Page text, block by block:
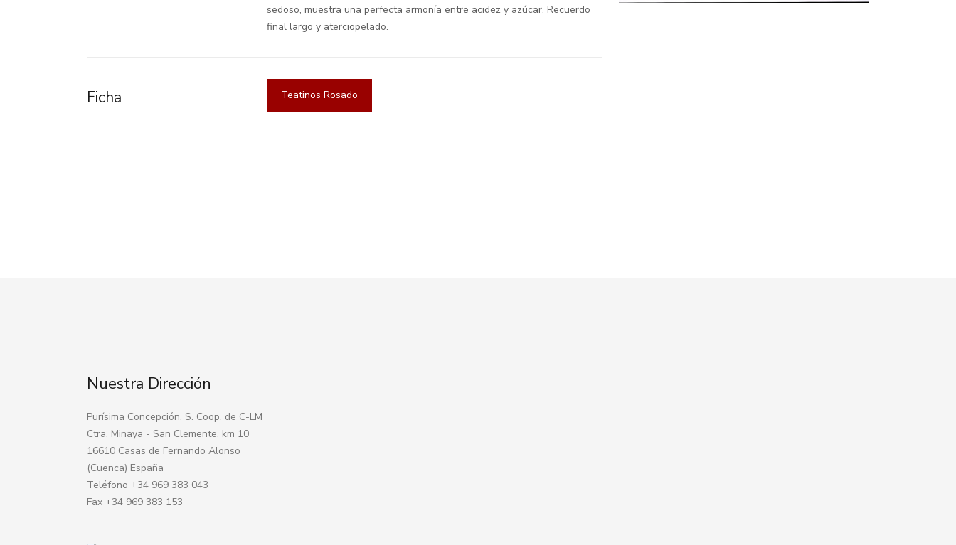
sedoso, muestra una perfecta armonía entre acidez y azúcar. Recuerdo
final largo y aterciopelado.
Ficha Teatinos Rosado
Nuestra Dirección
Purísima Concepción, S. Coop. de C-LM
Ctra. Minaya - San Clemente, km 10
16610 Casas de Fernando Alonso
(Cuenca) España
Teléfono +34 969 383 043
Fax +34 969 383 153